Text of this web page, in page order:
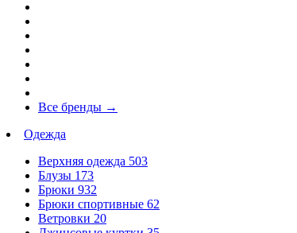
Все бренды →
Одежда
Верхняя одежда 503
Блузы 173
Брюки 932
Брюки спортивные 62
Ветровки 20